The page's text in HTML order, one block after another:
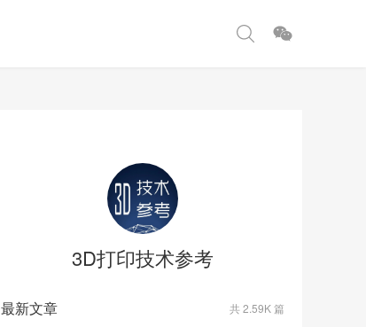
3D打印技术参考
最新文章 共 2.59K 篇